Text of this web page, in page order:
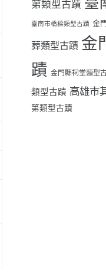
第類型古蹟
臺南市橋樑類型古蹟 金
葬類型古蹟 金
蹟 金門縣祠堂類型
類型古蹟 高雄市
第類型古蹟